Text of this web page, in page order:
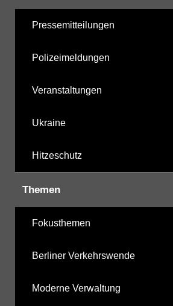
Pressemitteilungen
Polizeimeldungen
Veranstaltungen
Ukraine
Hitzeschutz
Themen
Fokusthemen
Berliner Verkehrswende
Moderne Verwaltung